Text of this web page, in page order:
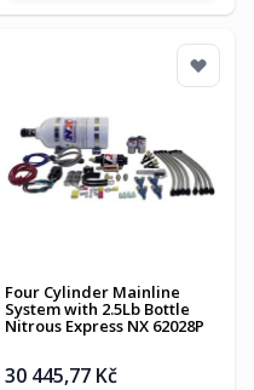
Four Cylinder Mainline
System with 2.5Lb Bottle
Nitrous Express NX 62028P
30 445,77 Kč